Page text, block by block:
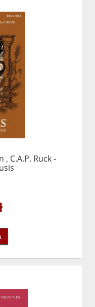
, C.A.P. Ruck -